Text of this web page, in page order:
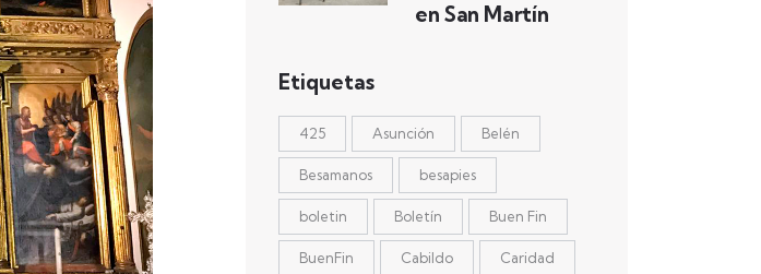
en San Martín
Etiquetas
425 Asunción Belén
Besamanos besapies
boletin Boletín Buen Fin
BuenFin Cabildo Caridad